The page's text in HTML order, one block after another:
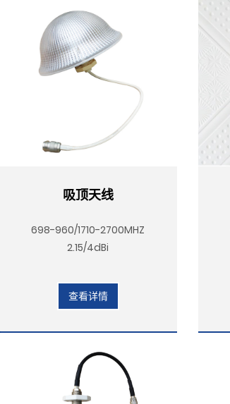
吸顶天线
698-960/1710-2700MHZ
2.15/4dBi
查看详情